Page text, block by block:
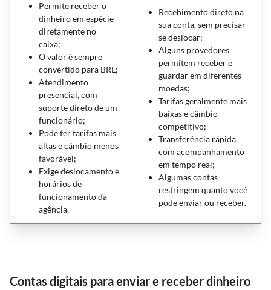
Permite receber o
dinheiro em espécie
diretamente no
caixa;
O valor é sempre
convertido para BRL;
Atendimento
presencial, com
suporte direto de um
funcionário;
Pode ter tarifas mais
altas e câmbio menos
favorável;
Exige deslocamento e
horários de
funcionamento da
agência.
Recebimento direto na
sua conta, sem precisar
se deslocar;
Alguns provedores
permitem receber e
guardar em diferentes
moedas;
Tarifas geralmente mais
baixas e câmbio
competitivo;
Transferência rápida,
com acompanhamento
em tempo real;
Algumas contas
restringem quanto você
pode enviar ou receber.
Contas digitais para enviar e receber dinheiro